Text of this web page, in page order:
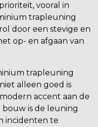
vooral in
trapleuning
door een stevige en
op- en afgaan van
trapleuning
alleen goed is
accent aan de
is de leuning
incidenten te